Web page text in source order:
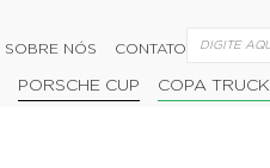
SOBRE NÓS CONTATO
PORSCHE CUP COPA TRUCK